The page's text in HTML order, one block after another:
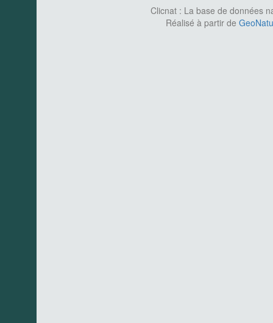
Clicnat : La base de données
Réalisé à partir de